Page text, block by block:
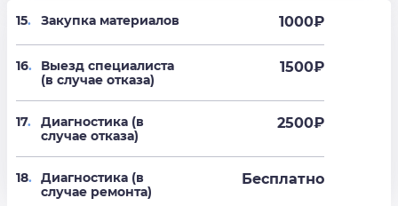
15. Закупка материалов 1000₽
16.
Выезд специалиста
(в случае отказа)
1500₽
17.
Диагностика (в
случае отказа)
2500₽
18.
Диагностика (в
случае ремонта)
Бесплатно